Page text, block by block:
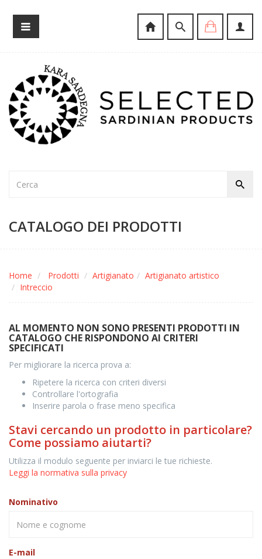
CATALOGO DEI PRODOTTI
Home Prodotti Artigianato
Artigianato artistico
Intreccio
AL MOMENTO NON SONO PRESENTI PRODOTTI IN
CATALOGO CHE RISPONDONO AI CRITERI
SPECIFICATI
Per migliorare la ricerca prova a:
Ripetere la ricerca con criteri diversi
Controllare l'ortografia
Inserire parola o frase meno specifica
Stavi cercando un prodotto in particolare?
Come possiamo aiutarti?
Utilizza il modulo seguente per inviarci le tue richieste.
Leggi la normativa sulla privacy
Nominativo
E-mail